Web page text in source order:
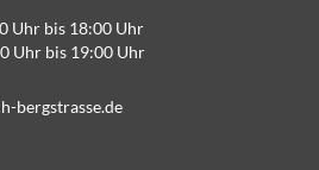
18:00 Uhr
bis 19:00 Uhr
b rgstr ss d